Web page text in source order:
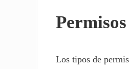
Los tipos de